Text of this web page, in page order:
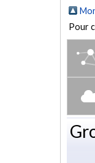
Pour